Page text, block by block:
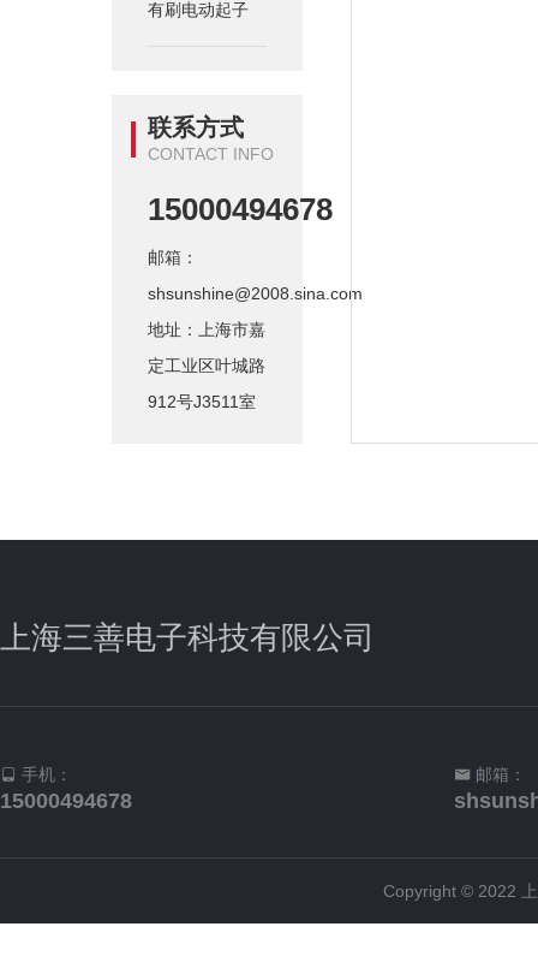
有刷电动起子
联系方式
CONTACT INFO
15000494678
邮箱：
shsunshine@2008.sina.com
地址：上海市嘉
定工业区叶城路
912号J3511室
上海三善电子科技有限公司
手机：
15000494678
邮箱：
Copyright © 2022